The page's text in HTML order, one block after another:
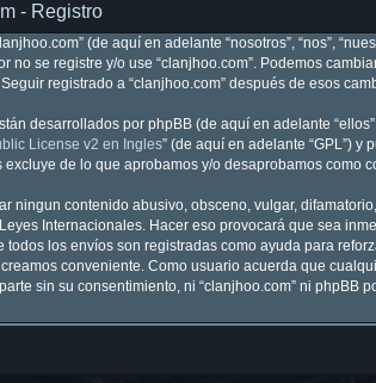
- Registro
(de aquí en adelante “nosotros”, “nos”,
no se registre y/o use “clanjhoo.com”. Podemos
registrado a “clanjhoo.com” después de esos
desarrollados por phpBB (de aquí en adelante
License v2 en Ingles” (de aquí en adelante “GPL”) y
excluye de lo que aprobamos y/o desaprobamos como
ningun contenido abusivo, obsceno, vulgar,
Internacionales. Hacer eso provocará que sea
todos los envíos son registradas como ayuda para
conveniente. Como usuario acuerda que
sin su consentimiento, ni “clanjhoo.com” ni